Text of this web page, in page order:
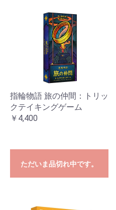
指輪物語 旅の仲間：トリッ
クテイキングゲーム
￥4,400
ただいま品切れ中です。